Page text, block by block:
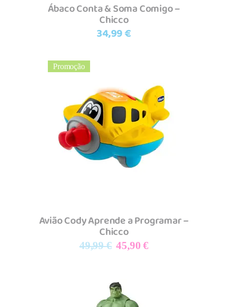
Ábaco Conta & Soma Comigo –
Chicco
34,99€
Promoção
Adicionar
Avião Cody Aprende a Programar –
Chicco
49,99€ O
era:
49,99 €.
45,90€O